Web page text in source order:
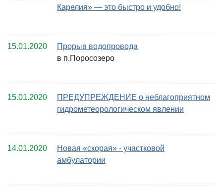
Карелия» — это быстро и удобно!
15.01.2020
Прорыв водопровода
в п.Поросозеро
15.01.2020
ПРЕДУПРЕЖДЕНИЕ о неблагоприятном
гидрометеорологическом явлении
14.01.2020
Новая «скорая» - участковой
амбулатории